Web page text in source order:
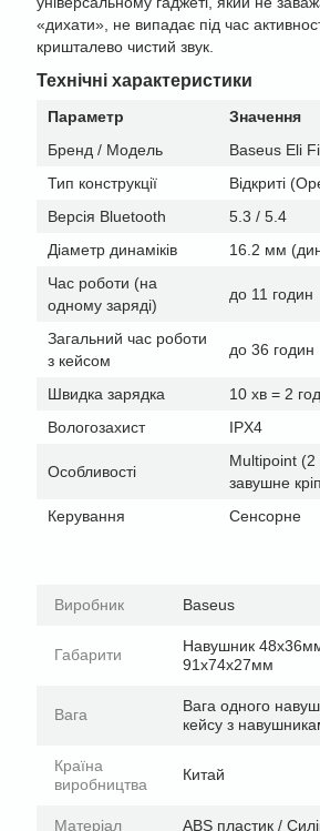
«дихати», не випадає під час
кришталево чистий звук.
Технічні характеристики
Параметр
Значення
Бренд / Модель
Baseus Eli
Тип конструкції
Відкриті
Версія Bluetooth
5.3 / 5.4
Діаметр динаміків
16.2 мм
Час роботи (на
одному заряді)
до 11 годин
Загальний час роботи
з кейсом
до 36 годин
Швидка зарядка
10 хв = 2
Вологозахист
IPX4
Особливості
Multipoint (2
завушне
Керування
Сенсорне
Виробник Baseus
Габарити
Навушник
91х74х27мм
Вага
Вага одного
кейсу з
Країна
виробництва
Китай
Матеріал ABS пластик /